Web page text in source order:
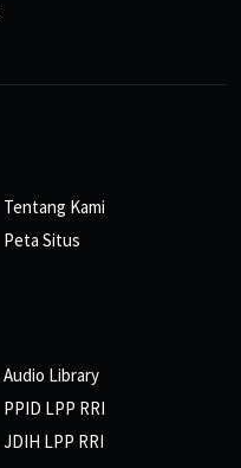
Tentang Kami
Peta Situs
Audio Library
PPID LPP RRI
JDIH LPP RRI